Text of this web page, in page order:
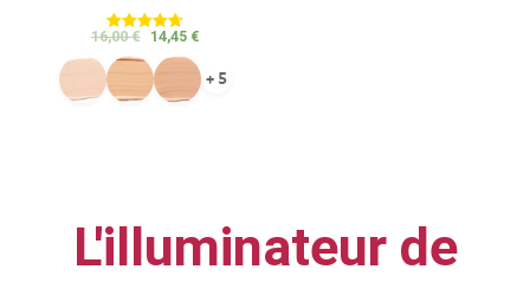
Note
4.70
sur 5
16,00€ 14,45 €
+ 5
L'illuminateur de